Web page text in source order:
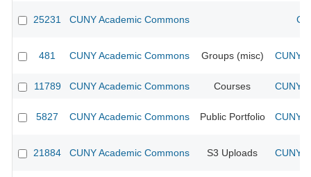
25231 CUNY Academic Commons
481 CUNY Academic Commons Groups (misc) CUNY
11789 CUNY Academic Commons Courses CUNY
5827 CUNY Academic Commons Public Portfolio CUNY
21884 CUNY Academic Commons S3 Uploads CUNY